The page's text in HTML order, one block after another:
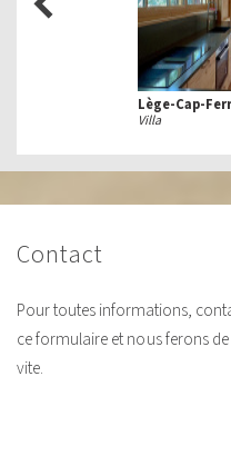
Lège-Cap-
Villa
contact
Pour toutes informations,
ce formulaire et nous ferons
vite.